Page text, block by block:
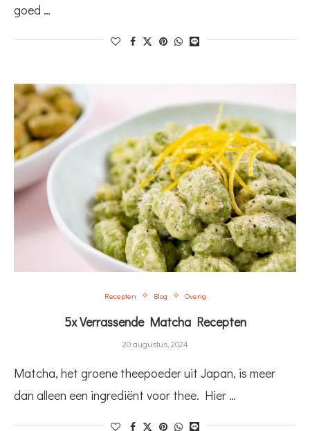
goed …
Recepten Blog Overig
5x Verrassende Matcha Recepten
20 augustus, 2024
Matcha, het groene theepoeder uit Japan, is meer
dan alleen een ingrediënt voor thee. Hier …